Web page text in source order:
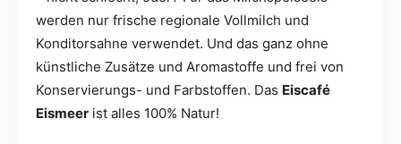
werden nur frische regionale Vollmilch und
Konditorsahne verwendet. Und das ganz ohne
künstliche Zusätze und Aromastoffe und frei von
Konservierungs- und Farbstoffen. Das Eiscafé
Eismeer ist alles 100% Natur!